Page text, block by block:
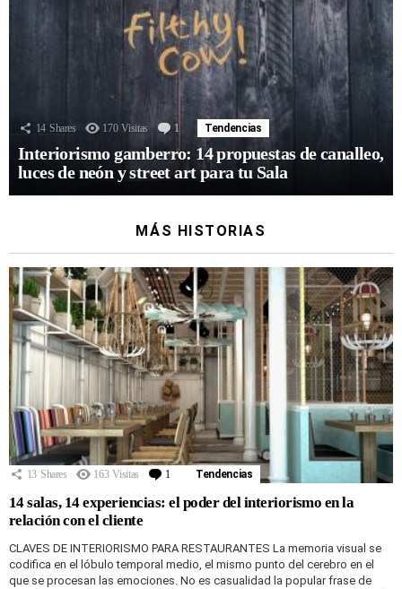
14 Shares 170 Visitas 1 Comentario
Tendencias
Interiorismo gamberro: 14 propuestas de canalleo,
luces de neón y street art para tu Sala
MÁS HISTORIAS
13 Shares 163 Visitas 1 Comentario
Tendencias
14 salas, 14 experiencias: el poder del interiorismo en la
relación con el cliente
CLAVES DE INTERIORISMO PARA RESTAURANTES La memoria visual se
codifica en el lóbulo temporal medio, el mismo punto del cerebro en el
que se procesan las emociones. No es casualidad la popular frase de